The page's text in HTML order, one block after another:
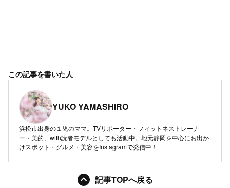
この記事を書いた人
YUKO YAMASHIRO
浜松市出身の１児のママ。TVリポーター・フィットネストレーナ
ー・美的、with読者モデルとしても活動中。地元静岡を中心にお出か
けスポット・グルメ・美容をInstagramで発信中！
記事TOPへ戻る